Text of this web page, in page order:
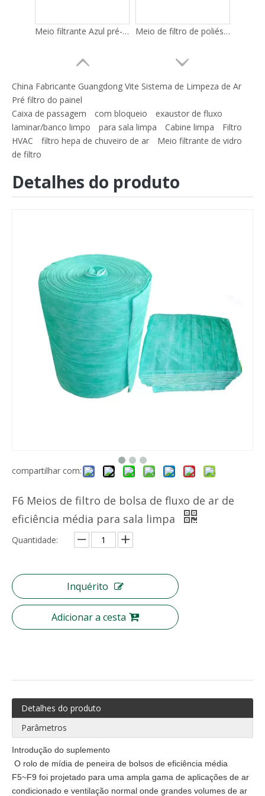
Meio filtrante Azul pré-filtro lavável Filtro grosseiro Meio de filtro de poliéster azul e branco/meio de filtro de pré-eficiência
Rolo de mídia de filtro de fibra para filtro plissado com eficiência de malha Merv 13~14 Pré-filtro de ar de malha de nylon Gn
Meio de filtro de ar de fibra sintética lavável Meio de pré-filtro
China Fabricante Guangdong Vite Sistema de Limpeza de Ar
Pré filtro do painel
Caixa de passagem
com bloqueio
exaustor de fluxo
laminar/banco limpo
para sala limpa Cabine limpa
Filtro
HVAC
filtro hepa de chuveiro de ar
Meio filtrante de vidro
de filtro
Detalhes do produto
compartilhar com:
F6 Meios de filtro de bolsa de fluxo de ar de
eficiência média para sala limpa
Quantidade:
Inquérito
Adicionar a cesta
Detalhes do produto
Parâmetros
Introdução do suplemento
O rolo de mídia de peneira de bolsos de eficiência média
F5~F9 foi projetado para uma ampla gama de aplicações de ar
condicionado e ventilação normal onde grandes volumes de ar